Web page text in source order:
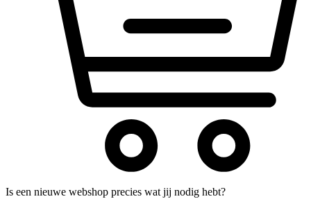
Is een nieuwe webshop precies wat jij nodig hebt?